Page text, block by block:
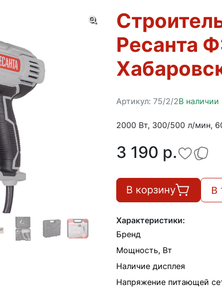
Ресанта
Артикул: 75/2/2В наличии
2000 Вт, 300/500 л/мин,
3 190 p.
В корзину В
Характеристики:
Бренд
Мощность, Вт
Наличие дисплея
Напряжение питающей